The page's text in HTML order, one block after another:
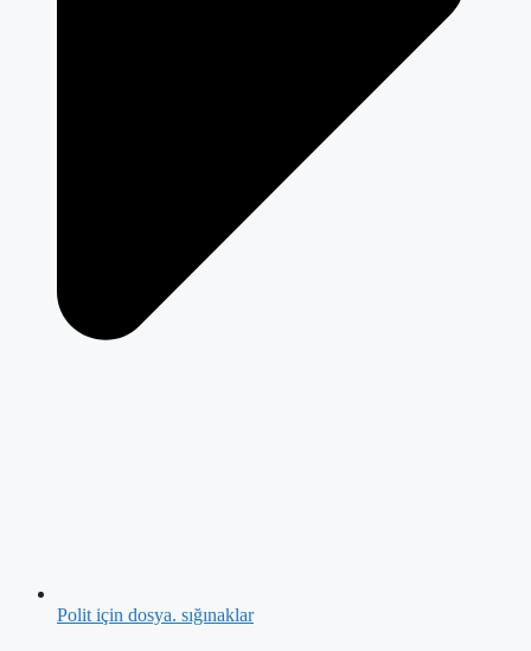
Polit için dosya. sığınaklar